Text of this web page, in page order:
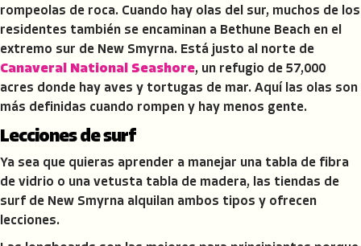
rompeolas de roca. Cuando hay olas del sur, muchos de los
residentes también se encaminan a Bethune Beach en el
extremo sur de New Smyrna. Está justo al norte de
Canaveral National Seashore, un refugio de 57,000
acres donde hay aves y tortugas de mar. Aquí las olas son
más definidas cuando rompen y hay menos gente.
Lecciones de surf
Ya sea que quieras aprender a manejar una tabla de fibra
de vidrio o una vetusta tabla de madera, las tiendas de
surf de New Smyrna alquilan ambos tipos y ofrecen
lecciones.